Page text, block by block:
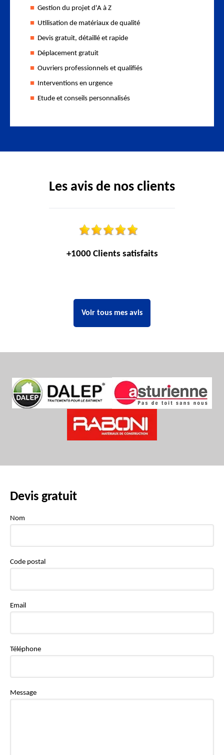
Gestion du projet d'A à Z
Utilisation de matériaux de qualité
Devis gratuit, détaillé et rapide
Déplacement gratuit
Ouvriers professionnels et qualifiés
Interventions en urgence
Etude et conseils personnalisés
Les avis de nos clients
+1000 Clients satisfaits
Voir tous mes avis
Devis gratuit
Nom
Code postal
Email
Téléphone
Message